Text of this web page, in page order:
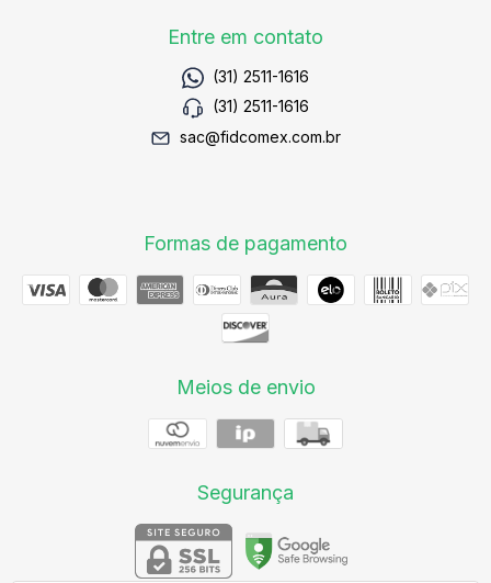
Entre em contato
(31) 2511-1616
(31) 2511-1616
sac@fidcomex.com.br
Formas de pagamento
Meios de envio
Segurança